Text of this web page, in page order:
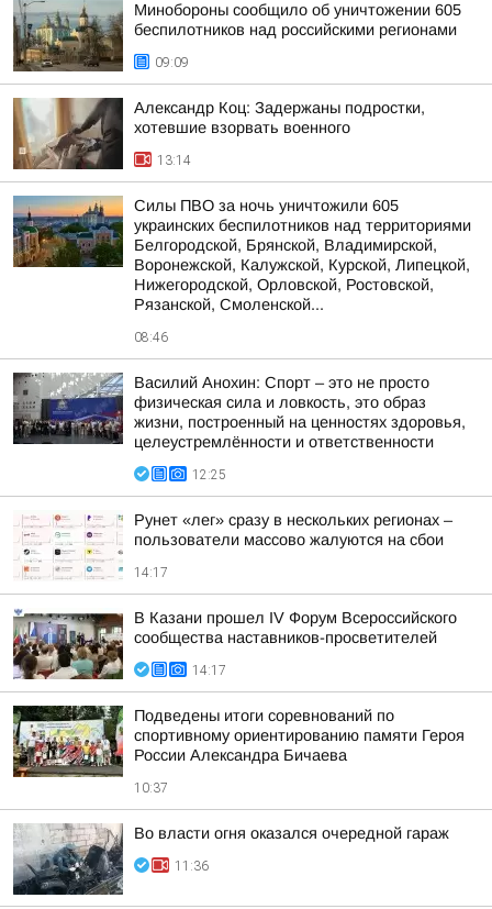
Минобороны сообщило об уничтожении 605
беспилотников над российскими регионами
09:09
Александр Коц: Задержаны подростки,
хотевшие взорвать военного
13:14
Силы ПВО за ночь уничтожили 605
украинских беспилотников над территориями
Белгородской, Брянской, Владимирской,
Воронежской, Калужской, Курской, Липецкой,
Нижегородской, Орловской, Ростовской,
Рязанской, Смоленской...
08:46
Василий Анохин: Спорт – это не просто
физическая сила и ловкость, это образ
жизни, построенный на ценностях здоровья,
целеустремлённости и ответственности
12:25
Рунет «лег» сразу в нескольких регионах –
пользователи массово жалуются на сбои
14:17
В Казани прошел IV Форум Всероссийского
сообщества наставников-просветителей
14:17
Подведены итоги соревнований по
спортивному ориентированию памяти Героя
России Александра Бичаева
10:37
Во власти огня оказался очередной гараж
11:36